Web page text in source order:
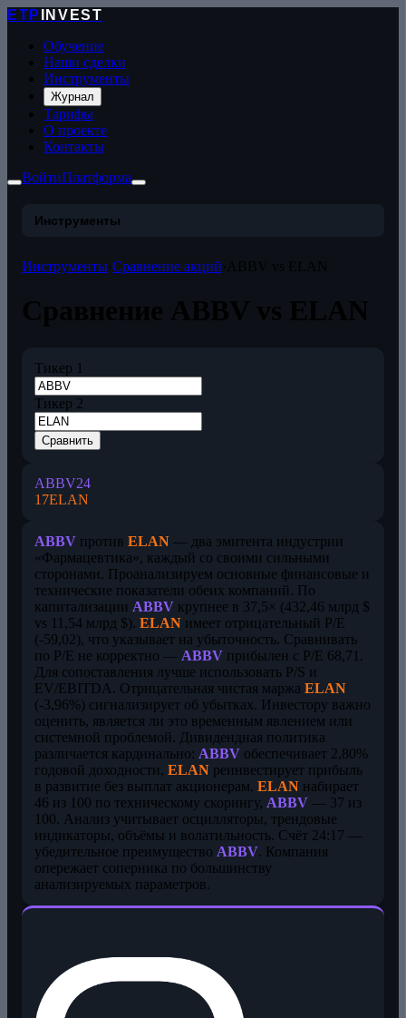
ETP
INVEST
Обучение
Наши сделки
Инструменты
Журнал
Тарифы
О проекте
Контакты
ВойтиПлатформа
Инструменты
Инструменты Сравнение акций
Тикер 1
Тикер 2
Сравнить
ABBV24
17ELAN
ABBV против ELAN — два эмитента индустрии
«Фармацевтика», каждый со своими сильными
сторонами. Проанализируем основные финансовые и
технические показатели обеих компаний. По
капитализации ABBV крупнее в 37,5× (432,46 млрд $
vs 11,54 млрд $). ELAN имеет отрицательный P/E
(-59,02), что указывает на убыточность. Сравнивать
по P/E не корректно — ABBV прибылен с P/E 68,71.
Для сопоставления лучше использовать P/S и
EV/EBITDA. Отрицательная чистая маржа ELAN
(-3,96%) сигнализирует об убытках. Инвестору важно
оценить, является ли это временным явлением или
системной проблемой. Дивидендная политика
различается кардинально: ABBV обеспечивает 2,80%
годовой доходности, ELAN реинвестирует прибыль
в развитие без выплат акционерам. ELAN набирает
46 из 100 по техническому скорингу, ABBV — 37 из
100. Анализ учитывает осцилляторы, трендовые
индикаторы, объёмы и волатильность. Счёт 24:17 —
убедительное преимущество ABBV. Компания
опережает соперника по большинству
анализируемых параметров.